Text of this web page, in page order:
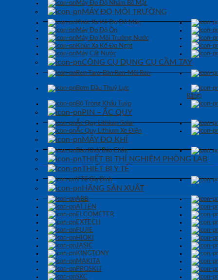
Máy Đo Độ Nhám Bề Mặt
MÁY ĐO MÔI TRƯỜNG
Khúc Xạ Kế Đo Độ Mặn
Máy Đo Độ Ồn
Máy Đo Môi Trường Nước
Khúc Xạ Kế Đo Ngọt
Máy Cất Nước
CÔNG CỤ DỤNG CỤ CẦM TAY
Ren Taro-Bàn Ren-Mũi Ren
Bơm Dầu Thuỷ Lực
Răng)
Bộ Tròng Khẩu Tuýp
PIN – ẮC QUY
Ắc Quy Lithium Solar
Ắc Quy Lithium Xe Điện
MÁY ĐO KHÍ
Báo Khói Báo Cháy
THIẾT BỊ THÍ NGHIỆM PHÒNG LAB
THIẾT BỊ Y TẾ
Y Tế Gia Đình
HÃNG SẢN XUẤT
ABB
ATTEN
ELCOMETER
EXTECH
FUJIE
HIOKI
JASIC
KINGTONY
MAKITA
PROSKIT
SKC